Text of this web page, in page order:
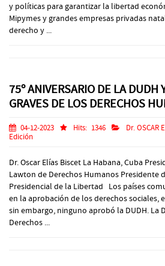
y políticas para garantizar la libertad
Mipymes y grandes empresas privadas
derecho y ...
75º ANIVERSARIO DE LA DUDH
GRAVES DE LOS DERECHOS
04-12-2023 Hits: 1346 Dr. OSCAR
Edición
Dr. Oscar Elías Biscet La Habana, Cuba
Lawton de Derechos Humanos Presidente
Presidencial de la Libertad Los países
en la aprobación de los derechos sociales,
sin embargo, ninguno aprobó la DUDH. La
Derechos ...